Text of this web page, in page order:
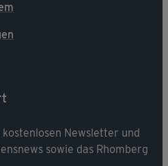
Newsletter und
sowie das Rhomberg